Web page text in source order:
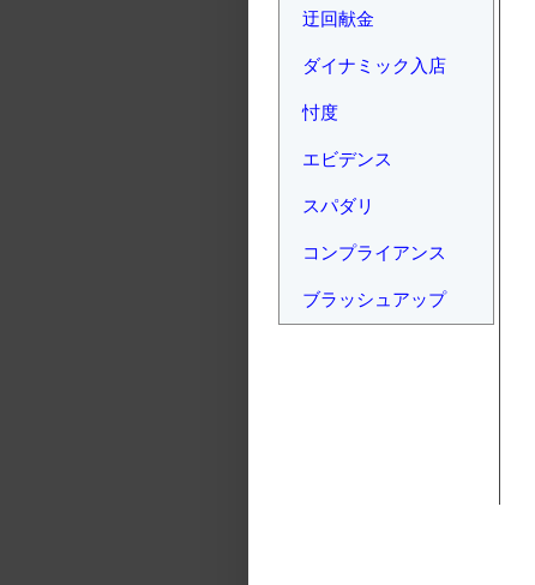
迂回献金
ダイナミック入店
忖度
エビデンス
スパダリ
コンプライアンス
ブラッシュアップ